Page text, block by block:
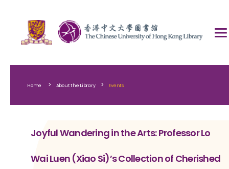
Home > About the Library > Events
Joyful Wandering in the Arts: Professor Lo
Wai Luen (Xiao Si)’s Collection of Cherished